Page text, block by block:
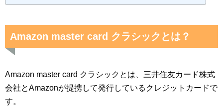
Amazon master card クラシックとは？
Amazon master card クラシックとは、三井住友カード株式
会社とAmazonが提携して発行しているクレジットカードで
す。